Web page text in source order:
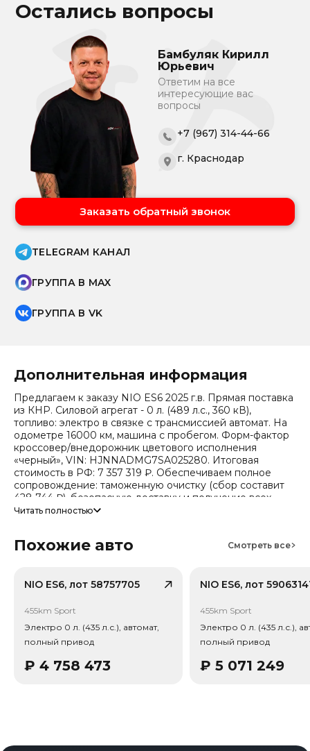
Остались вопросы
Бамбуляк Кирилл
Юрьевич
Ответим на все
интересующие вас
вопросы
+7 (967) 314-44-66
г. Краснодар
Заказать обратный звонок
TELEGRAM КАНАЛ
ГРУППА В MAX
ГРУППА В VK
Дополнительная информация
Предлагаем к заказу NIO ES6 2025 г.в. Прямая поставка
из КНР. Силовой агрегат - 0 л. (489 л.с., 360 кВ),
топливо: электро в связке с трансмиссией автомат. На
одометре 16000 км, машина с пробегом. Форм-фактор
кроссовер/внедорожник цветового исполнения
«черный», VIN: HJNNADMG7SA025280. Итоговая
стоимость в РФ: 7 357 319 ₽. Обеспечиваем полное
сопровождение: таможенную очистку (сбор составит
428 744 ₽), безопасную доставку и получение всех
документов.
уточняйте при обращении. Гарантируем полную
рынка (che): текущая цена в КНР 2 858 293 ₽, прогноз
Примечание: прогноз актуален для внутреннего рынка
Тип привода: Полный привод (AWD).
Читать полностью
Похожие авто Смотреть все
NIO ES6, лот 58757705
455km Sport
Электро 0 л. (435 л.с.), автомат,
полный привод
₽ 4 758 473
NIO ES6, лот
455km Sport
Электро 0 л. (435 л.с.),
полный привод
₽ 5 071 249